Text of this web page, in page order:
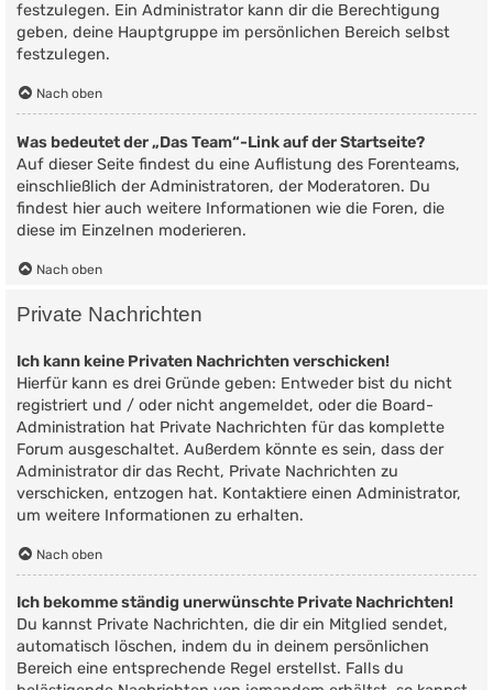
festzulegen. Ein Administrator kann dir die Berechtigung
geben, deine Hauptgruppe im persönlichen Bereich selbst
festzulegen.
Nach oben
Was bedeutet der „Das Team“-Link auf der Startseite?
Auf dieser Seite findest du eine Auflistung des Forenteams,
einschließlich der Administratoren, der Moderatoren. Du
findest hier auch weitere Informationen wie die Foren, die
diese im Einzelnen moderieren.
Nach oben
Private Nachrichten
Ich kann keine Privaten Nachrichten verschicken!
Hierfür kann es drei Gründe geben: Entweder bist du nicht
registriert und / oder nicht angemeldet, oder die Board-
Administration hat Private Nachrichten für das komplette
Forum ausgeschaltet. Außerdem könnte es sein, dass der
Administrator dir das Recht, Private Nachrichten zu
verschicken, entzogen hat. Kontaktiere einen Administrator,
um weitere Informationen zu erhalten.
Nach oben
Ich bekomme ständig unerwünschte Private Nachrichten!
Du kannst Private Nachrichten, die dir ein Mitglied sendet,
automatisch löschen, indem du in deinem persönlichen
Bereich eine entsprechende Regel erstellst. Falls du